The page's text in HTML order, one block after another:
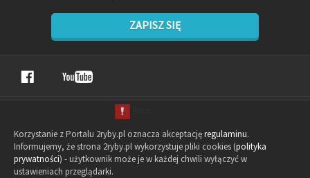
ZAPISZ SIĘ
Korzystanie z Portalu 2ryby.pl oznacza akceptacjęregulaminu.
Informujemy, że strona 2ryby.pl wykorzystuje pliki cookies (polityka
prywatności) - użytkownik może je w każdej chwili wyłączyć w
ustawieniach przeglądarki.